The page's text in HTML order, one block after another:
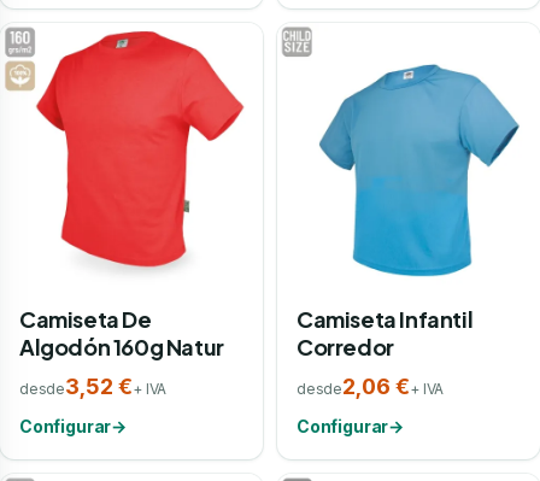
Camiseta De
Algodón 160g Natur
desde3,52 €+ IVA
Configurar→
Camiseta Infantil
Corredor
desde2,06 €+ IVA
Configurar→